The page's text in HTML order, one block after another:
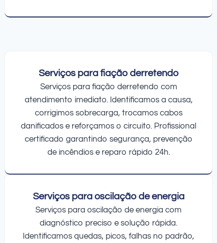
Serviços para fiação derretendo
Serviços para fiação derretendo com
atendimento imediato. Identificamos a causa,
corrigimos sobrecarga, trocamos cabos
danificados e reforçamos o circuito. Profissional
certificado garantindo segurança, prevenção
de incêndios e reparo rápido 24h.
Serviços para oscilação de energia
Serviços para oscilação de energia com
diagnóstico preciso e solução rápida.
Identificamos quedas, picos, falhas no padrão,